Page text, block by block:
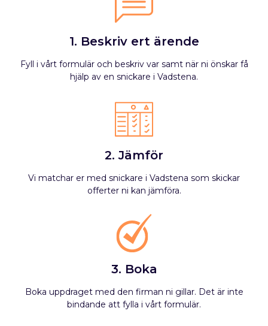
1. Beskriv ert ärende
Fyll i vårt formulär och beskriv var samt när ni önskar få
hjälp av en snickare i Vadstena.
2. Jämför
Vi matchar er med snickare i Vadstena som skickar
offerter ni kan jämföra.
3. Boka
Boka uppdraget med den firman ni gillar. Det är inte
bindande att fylla i vårt formulär.